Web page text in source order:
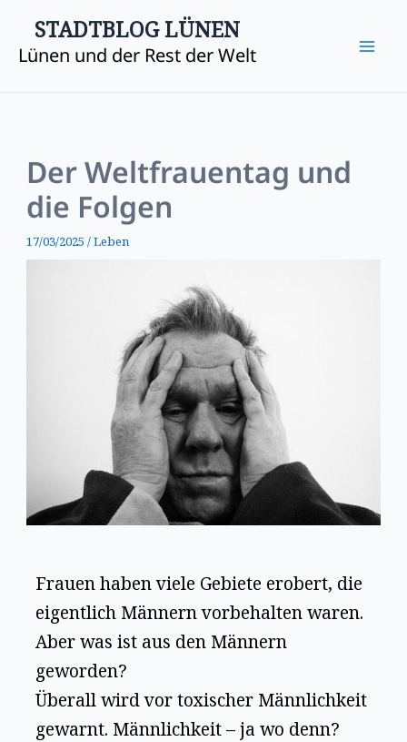
InhaltSTADTBLOG LÜNEN
Lünen und der Rest der Welt
Der Weltfrauentag und
die Folgen
17/03/2025/Leben
Frauen haben viele Gebiete erobert, die
eigentlich Männern vorbehalten waren.
Aber was ist aus den Männern
geworden?
Überall wird vor toxischer Männlichkeit
gewarnt. Männlichkeit – ja wo denn?